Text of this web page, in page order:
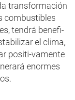
transformación
combustibles
tendrá benefi-
el clima,
positi-vamente
enormes